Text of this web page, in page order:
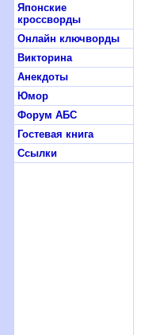
Японские
кроссворды
Онлайн ключворды
Викторина
Анекдоты
Юмор
Форум АБС
Гостевая книга
Ссылки